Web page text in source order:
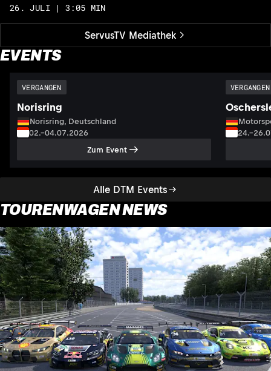
ServusTV Mediathek
26. JULI | 3:05 MIN
EVENTS
Alle DTM Events
VERGANGEN
Norisring
Norisring, Deutschland
02.–04.07.2026
Zum Event
VERGANGEN
TOURENWAGEN NEWS